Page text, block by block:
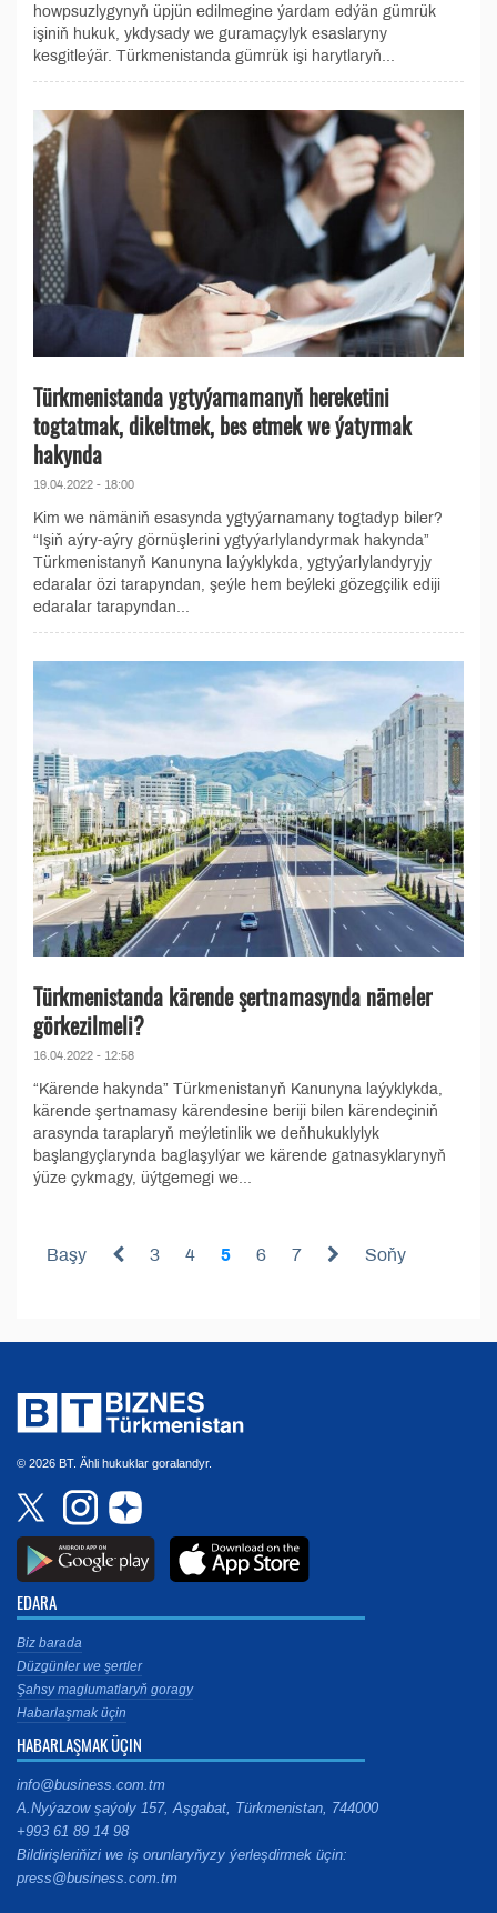
howpsuzlygynyň üpjün edilmegine ýardam edýän gümrük
işiniň hukuk, ykdysady we guramaçylyk esaslaryny
kesgitleýär. Türkmenistanda gümrük işi harytlaryň...
Türkmenistanda ygtyýarnamanyň hereketini
togtatmak, dikeltmek, bes etmek we ýatyrmak
hakynda
19.04.2022 - 18:00
Kim we nämäniň esasynda ygtyýarnamany togtadyp biler?
“Işiň aýry-aýry görnüşlerini ygtyýarlylandyrmak hakynda”
Türkmenistanyň Kanunyna laýyklykda, ygtyýarlylandyryjy
edaralar özi tarapyndan, şeýle hem beýleki gözegçilik ediji
edaralar tarapyndan...
Türkmenistanda kärende şertnamasynda nämeler
görkezilmeli?
16.04.2022 - 12:58
“Kärende hakynda” Türkmenistanyň Kanunyna laýyklykda,
kärende şertnamasy kärendesine beriji bilen kärendeçiniň
arasynda taraplaryň meýletinlik we deňhukuklylyk
başlangyçlarynda baglaşylýar we kärende gatnasyklarynyň
ýüze çykmagy, üýtgemegi we...
Başy 3 4 5 6 7 Soňy
© 2026 BT. Ähli hukuklar goralandyr.
EDARA
Biz barada
Düzgünler we şertler
Şahsy maglumatlaryň goragy
Habarlaşmak üçin
HABARLAŞMAK ÜÇIN
info@business.com.tm
A.Nyýazow şaýoly 157, Aşgabat, Türkmenistan, 744000
+993 61 89 14 98
Bildirişleriňizi we iş orunlaryňyzy ýerleşdirmek üçin:
press@business.com.tm